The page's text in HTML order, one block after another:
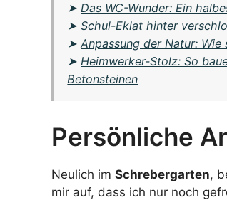
➤Das WC-Wunder: Ein
➤Schul-Eklat hinter
➤Anpassung der Natur:
➤Heimwerker-Stolz: So
Betonsteinen
Persönliche
Neulich im Schrebergarten,
mir auf, dass ich nur noch